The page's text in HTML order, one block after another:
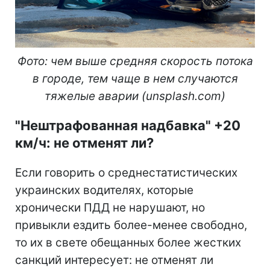
Фото: чем выше средняя скорость потока
в городе, тем чаще в нем случаются
тяжелые аварии (unsplash.com)
"Нештрафованная надбавка" +20
км/ч: не отменят ли?
Если говорить о среднестатистических
украинских водителях, которые
хронически ПДД не нарушают, но
привыкли ездить более-менее свободно,
то их в свете обещанных более жестких
санкций интересует: не отменят ли